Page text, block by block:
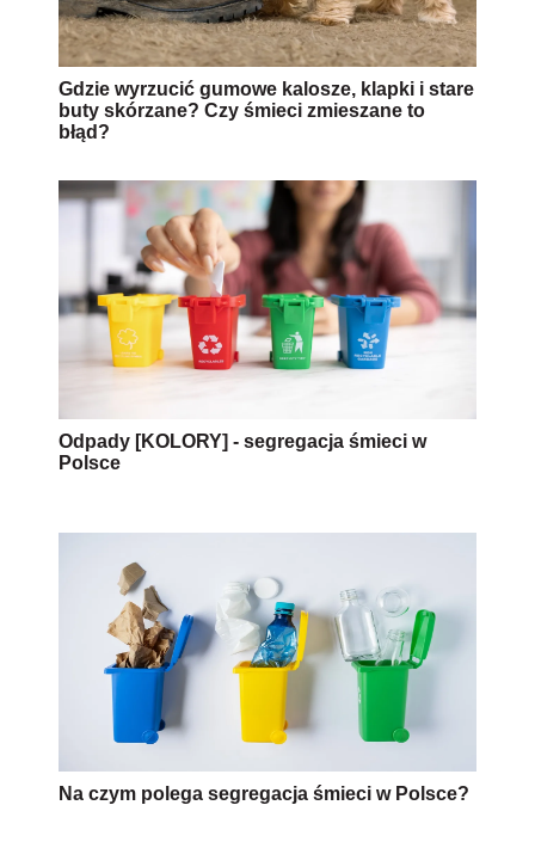
Gdzie wyrzucić gumowe kalosze, klapki i stare
buty skórzane? Czy śmieci zmieszane to
błąd?
Odpady [KOLORY] - segregacja śmieci w
Polsce
Na czym polega segregacja śmieci w Polsce?